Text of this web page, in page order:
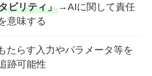
ビリティ」→AIに関して責任
意味する
たらす入力やパラメータ等を
跡可能性